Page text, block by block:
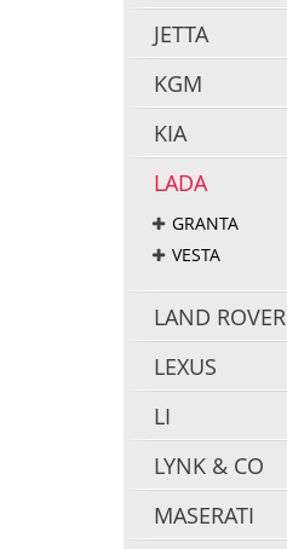
JETTA
KGM
KIA
LADA
GRANTA
VESTA
LAND ROVER
LEXUS
LI
LYNK & CO
MASERATI